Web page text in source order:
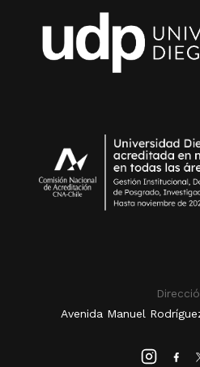
Avenida Manuel